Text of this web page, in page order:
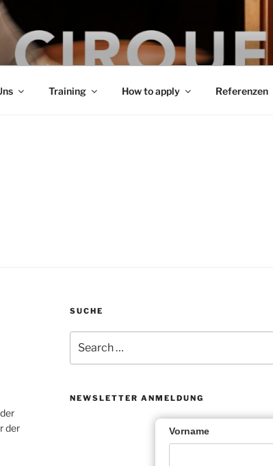
Zirkus-Artistik
Training How to apply Referenzen
der
SUCHE
for:
NEWSLETTER ANMELDUNG
Vorname